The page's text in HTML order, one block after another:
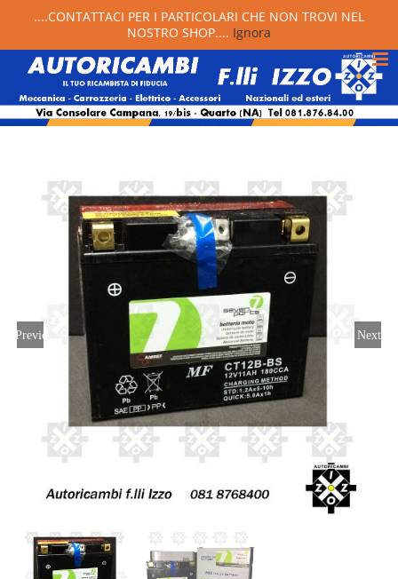
Previous Next
....CONTATTACI PER I PARTICOLARI CHE NON TROVI NEL
NOSTRO SHOP.... Ignora